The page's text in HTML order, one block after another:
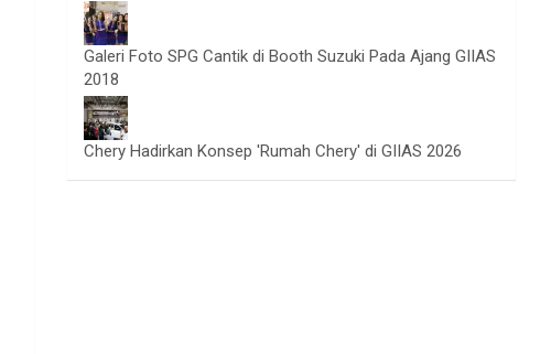
Galeri Foto SPG Cantik di Booth Suzuki Pada Ajang GIIAS
2018
Chery Hadirkan Konsep 'Rumah Chery' di GIIAS 2026